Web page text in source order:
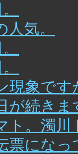
気。
現象です
が続きま
ト。濁川
票になっ